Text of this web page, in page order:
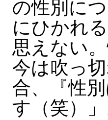
の性別に
にひかれ
思えない
今は吹っ
合、『性
す（笑）」